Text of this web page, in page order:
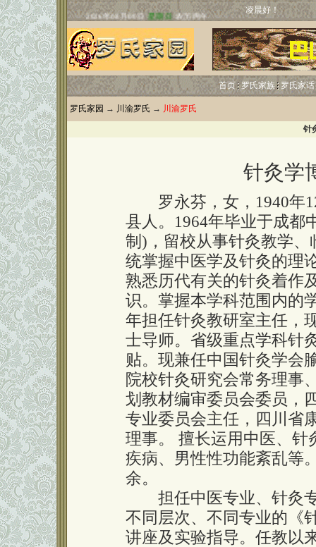
凌晨好！
首页 罗氏家族 罗氏家话
罗氏家园 → 川渝罗氏 → 川渝罗氏
针
针灸学
罗永芬，女，1940年
县人。1964年毕业于成都
制)，留校从事针灸教学
统掌握中医学及针灸的理
熟悉历代有关的针灸着作
识。掌握本学科范围内的
年担任针灸教研室主任，
士导师。省级重点学科针
贴。现兼任中国针灸学会
院校针灸研究会常务理事
划教材编审委员会委员，
专业委员会主任，四川省
理事。 擅长运用中医、针
疾病、男性性功能紊乱等
余。
担任中医专业、针灸专
不同层次、不同专业的《
讲座及实验指导。任教以